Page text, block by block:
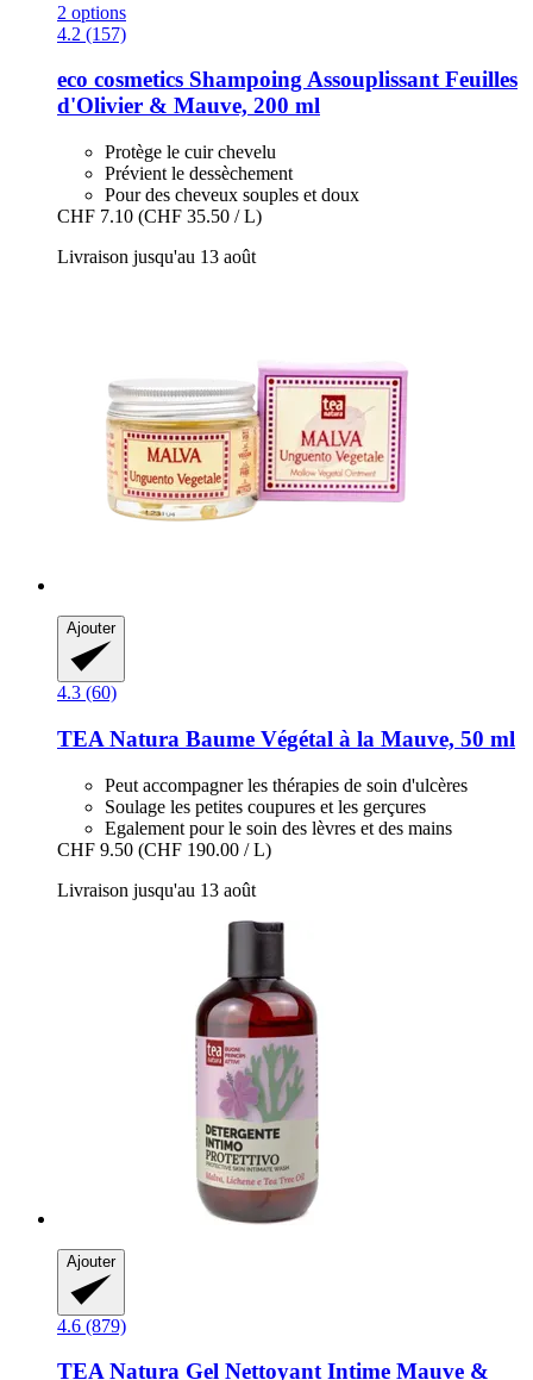
2 options
4.2 (157)
eco cosmetics Shampoing Assouplissant Feuilles
d'Olivier & Mauve, 200 ml
Protège le cuir chevelu
Prévient le dessèchement
Pour des cheveux souples et doux
CHF 7.10 (CHF 35.50 / L)
Livraison jusqu'au 13 août
Ajouter
4.3 (60)
TEA Natura Baume Végétal à la Mauve, 50 ml
Peut accompagner les thérapies de soin d'ulcères
Soulage les petites coupures et les gerçures
Egalement pour le soin des lèvres et des mains
CHF 9.50 (CHF 190.00 / L)
Livraison jusqu'au 13 août
Ajouter
4.6 (879)
TEA Natura Gel Nettoyant Intime Mauve &